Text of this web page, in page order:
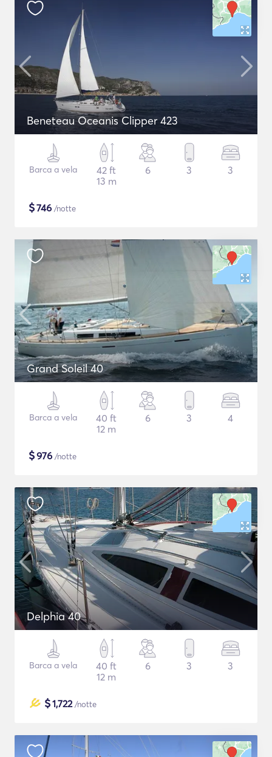
Beneteau Oceanis Clipper 423
Barca a vela
42 ft
13 m
6 3 3
$746 /notte
Grand Soleil 40
Barca a vela
40 ft
12 m
6 3 4
$976 /notte
Delphia 40
Barca a vela
40 ft
12 m
6 3 3
$1,722/notte